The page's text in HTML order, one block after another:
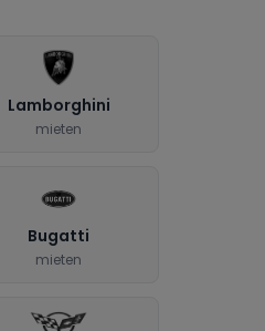
Lamborghini
mieten
Bugatti
mieten